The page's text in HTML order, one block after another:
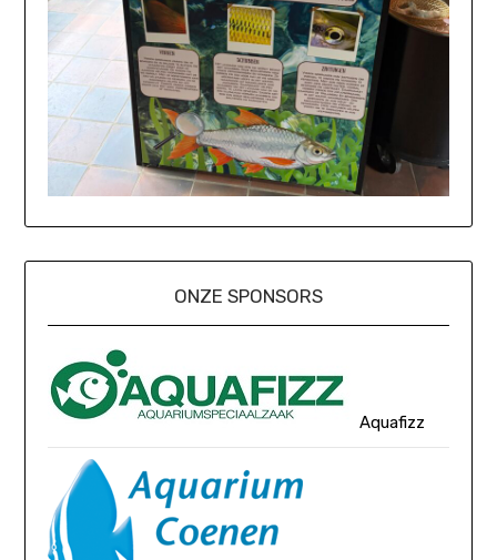
ONZE SPONSORS
Aquafizz